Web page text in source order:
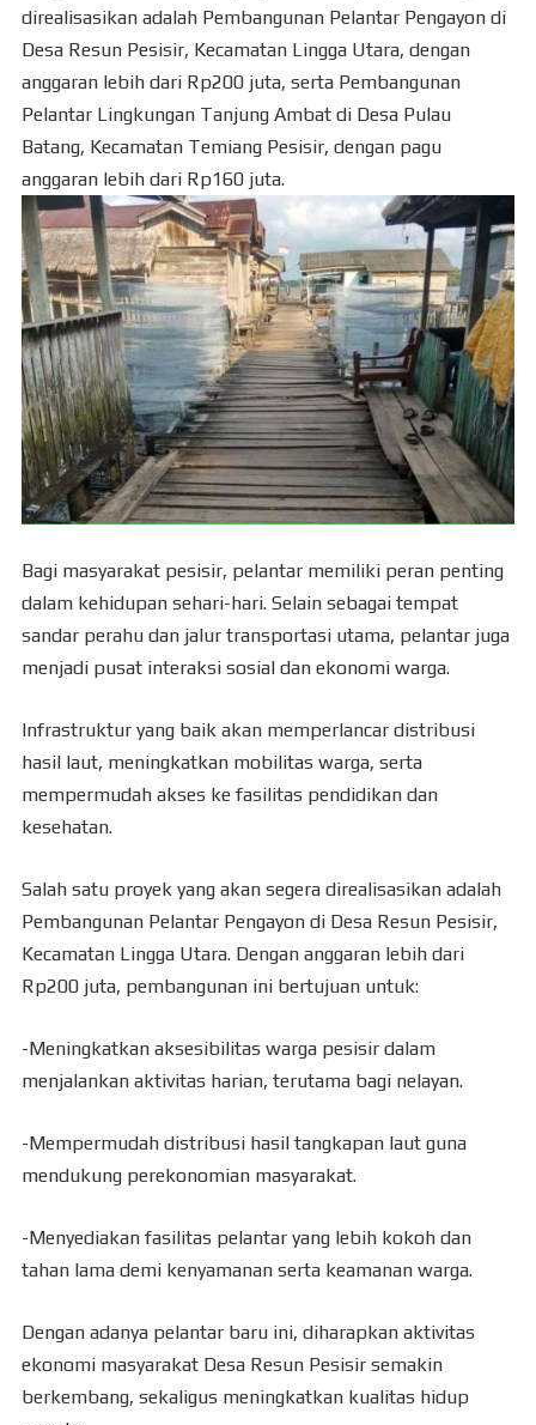
direalisasikan adalah Pembangunan Pelantar Pengayon di
Desa Resun Pesisir, Kecamatan Lingga Utara, dengan
anggaran lebih dari Rp200 juta, serta Pembangunan
Pelantar Lingkungan Tanjung Ambat di Desa Pulau
Batang, Kecamatan Temiang Pesisir, dengan pagu
anggaran lebih dari Rp160 juta.
Bagi masyarakat pesisir, pelantar memiliki peran penting
dalam kehidupan sehari-hari. Selain sebagai tempat
sandar perahu dan jalur transportasi utama, pelantar juga
menjadi pusat interaksi sosial dan ekonomi warga.
Infrastruktur yang baik akan memperlancar distribusi
hasil laut, meningkatkan mobilitas warga, serta
mempermudah akses ke fasilitas pendidikan dan
kesehatan.
Salah satu proyek yang akan segera direalisasikan adalah
Pembangunan Pelantar Pengayon di Desa Resun Pesisir,
Kecamatan Lingga Utara. Dengan anggaran lebih dari
Rp200 juta, pembangunan ini bertujuan untuk:
-Meningkatkan aksesibilitas warga pesisir dalam
menjalankan aktivitas harian, terutama bagi nelayan.
-Mempermudah distribusi hasil tangkapan laut guna
mendukung perekonomian masyarakat.
-Menyediakan fasilitas pelantar yang lebih kokoh dan
tahan lama demi kenyamanan serta keamanan warga.
Dengan adanya pelantar baru ini, diharapkan aktivitas
ekonomi masyarakat Desa Resun Pesisir semakin
berkembang, sekaligus meningkatkan kualitas hidup